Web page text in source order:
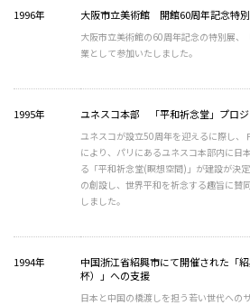
1996年 大阪市立美術館 開館60周年記念特
大阪市立美術館の60周年記念の特別展、
業として参加いたしました。
1995年 ユネスコ本部 「平和祈念堂」プロジ
ユネスコが設立50周年を迎えるに際し
により、パリにあるユネスコ本部内に日
る「平和祈念堂(瞑想空間)」が建設が決
の創設し、世界平和を祈念する趣旨に賛
しました。
1994年
中国浙江省紹興市にて開催された「
杯）」への支援
日本と中国の橋渡しを担う若い世代への